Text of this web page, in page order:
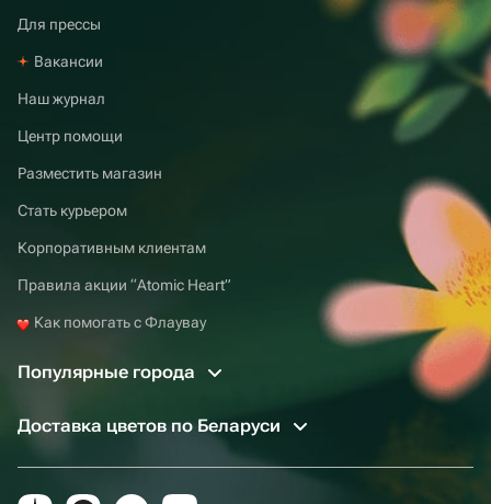
Для прессы
Вакансии
Наш журнал
Центр помощи
Разместить магазин
Стать курьером
Корпоративным клиентам
Правила акции “Atomic Heart”
Как помогать с Флаувау
Популярные города
Доставка цветов по Беларуси